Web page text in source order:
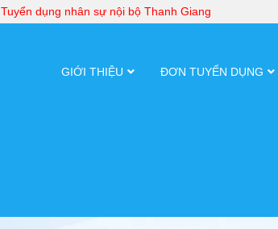
Tuyển dụng nhân sự nội bộ Thanh Giang
GIỚI THIỆU ĐƠN TUYỂN DỤNG